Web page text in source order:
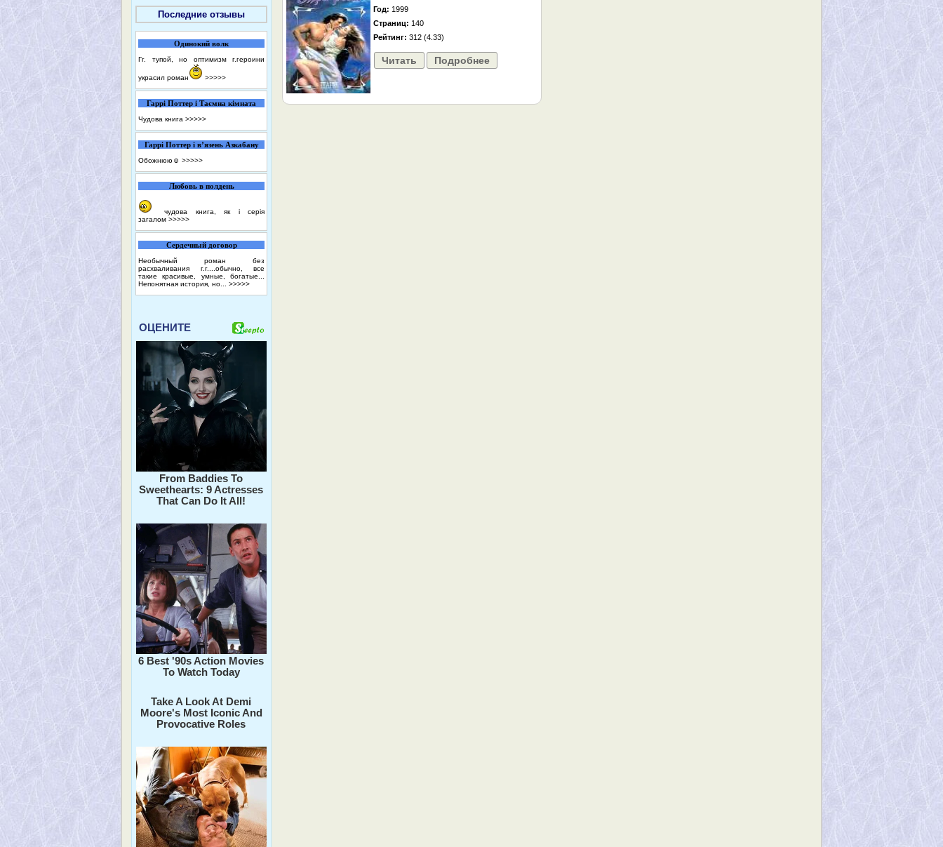
Последние отзывы
Одинокий волк
Гг. тупой, но оптимизм г.героини
украсил роман >>>>>
Гаррі Поттер і Таємна кімната
Чудова книга >>>>>
Гаррі Поттер і в’язень Азкабану
Обожнюю☺️ >>>>>
Любовь в полдень
чудова книга, як і серія
загалом >>>>>
Сердечный договор
Необычный роман без
расхваливания г.г....обычно, все
такие красивые, умные, богатые...
Непонятная история, но... >>>>>
ОЦЕНИТЕ
From Baddies To
Sweethearts: 9 Actresses
That Can Do It All!
6 Best '90s Action Movies
To Watch Today
Take A Look At Demi
Moore's Most Iconic And
Provocative Roles
Год: 1999
Страниц: 140
Рейтинг: 312 (4.33)
Читать Подробнее